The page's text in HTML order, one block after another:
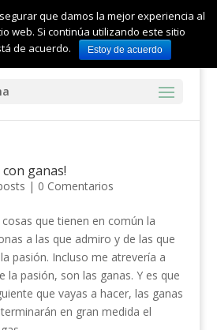
con ganas!
| 0 Comentarios
que tienen en común la
a las que admiro y de las que
pasión. Incluso me atrevería a
la pasión, son las ganas. Y es que
que vayas a hacer, las ganas
en gran medida el
que damos la mejor experiencia al
web. Si continúa utilizando este sitio
de acuerdo.
Estoy de acuerdo